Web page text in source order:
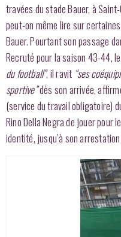
travées du stade Bauer, à
peut-on même lire sur
Bauer. Pourtant son passage
Recruté pour la saison 43-44,
du football”, il ravit “ses
sportive”dès son arrivée,
(service du travail obligatoire)
Rino Della Negra de jouer pour
identité, jusqu’à son